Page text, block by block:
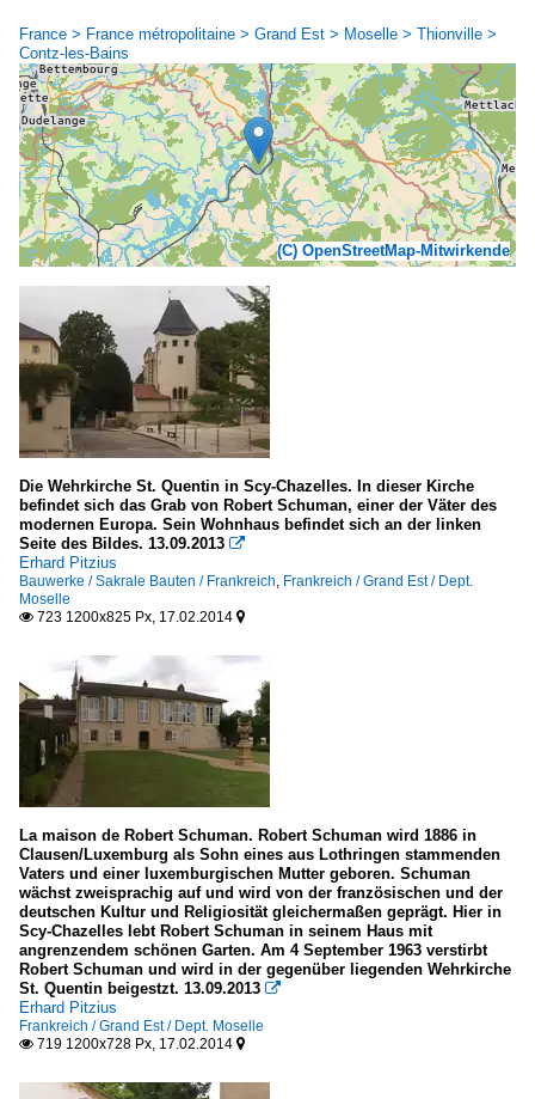
France > France métropolitaine > Grand Est > Moselle > Thionville >
Contz-les-Bains
(C) OpenStreetMap-Mitwirkende
Die Wehrkirche St. Quentin in Scy-Chazelles. In dieser Kirche
befindet sich das Grab von Robert Schuman, einer der Väter des
modernen Europa. Sein Wohnhaus befindet sich an der linken
Seite des Bildes. 13.09.2013 
Erhard Pitzius
Bauwerke / Sakrale Bauten / Frankreich, Frankreich / Grand Est / Dept.
Moselle
 723 1200x825 Px, 17.02.2014 
La maison de Robert Schuman. Robert Schuman wird 1886 in
Clausen/Luxemburg als Sohn eines aus Lothringen stammenden
Vaters und einer luxemburgischen Mutter geboren. Schuman
wächst zweisprachig auf und wird von der französischen und der
deutschen Kultur und Religiosität gleichermaßen geprägt. Hier in
Scy-Chazelles lebt Robert Schuman in seinem Haus mit
angrenzendem schönen Garten. Am 4 September 1963 verstirbt
Robert Schuman und wird in der gegenüber liegenden Wehrkirche
St. Quentin beigestzt. 13.09.2013 
Erhard Pitzius
Frankreich / Grand Est / Dept. Moselle
 719 1200x728 Px, 17.02.2014 